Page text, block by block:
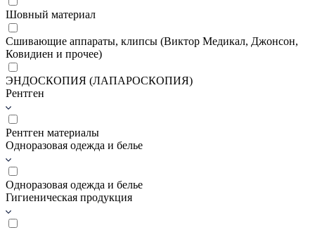
Шовный материал
Сшивающие аппараты, клипсы (Виктор Медикал, Джонсон,
Ковидиен и прочее)
ЭНДОСКОПИЯ (ЛАПАРОСКОПИЯ)
Рентген
Рентген материалы
Одноразовая одежда и белье
Одноразовая одежда и белье
Гигиеническая продукция